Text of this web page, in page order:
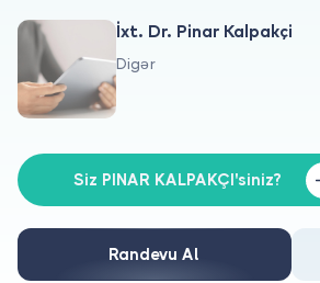
Haqqımızda
Xəstələr üçün
Həkimlər üçün
İxt. Dr. Pinar Kalpakçi
Digər
Siz PINAR KALPAKÇI'siniz?
Randevu Al